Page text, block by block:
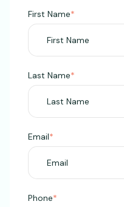
First Name*
Last Name*
Email*
Phone*